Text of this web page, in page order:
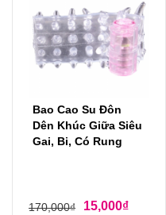
Bao Cao Su Đôn
Dên Khúc Giữa Siêu
Gai, Bi, Có Rung
170,000₫ 15,000₫